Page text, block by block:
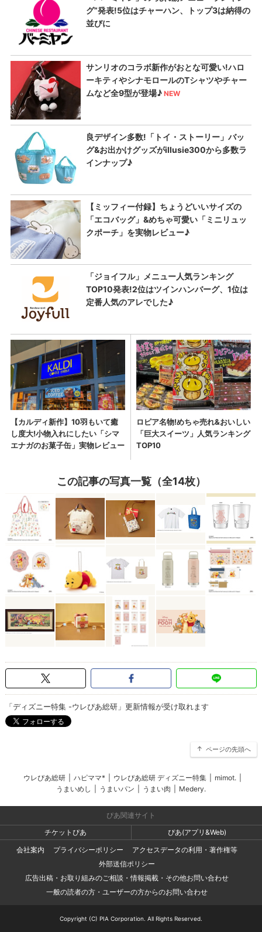
この記事の写真一覧（全14枚）
「ディズニー特集 -ウレぴあ総研」更新情報が受け取れます
ページの先頭へ
ウレぴあ総研 ハピママ* ウレぴあ総研 ディズニー特集 mimot.
うまいめし
うまいパン うまい肉 Medery.
ぴあ関連サイト
チケットぴあ
ぴあ(アプリ&Web)
会社案内
プライバシーポリシー
アクセスデータの利用・著作権等
外部送信ポリシー
広告出稿・お取り組みのご相談・情報掲載・その他お問い合わせ
一般の読者の方・ユーザーの方からのお問い合わせ
Copyright (C) PIA Corporation. All Rights Reserved.